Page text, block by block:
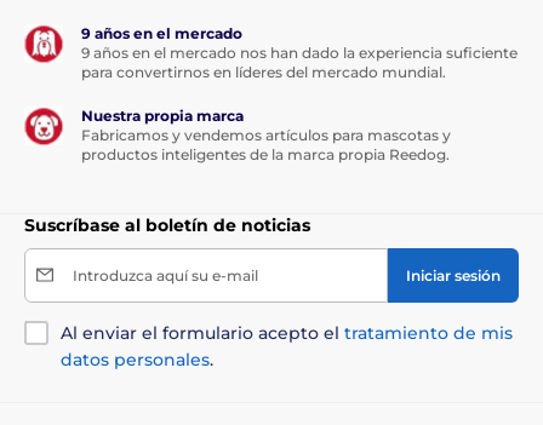
9 años en el mercado
9 años en el mercado nos han dado la experiencia suficiente
para convertirnos en líderes del mercado mundial.
Nuestra propia marca
Fabricamos y vendemos artículos para mascotas y
productos inteligentes de la marca propia Reedog.
Suscríbase al boletín de noticias
Introduzca aquí su e-mail Iniciar sesión
Al enviar el formulario acepto el tratamiento de mis
datos personales.